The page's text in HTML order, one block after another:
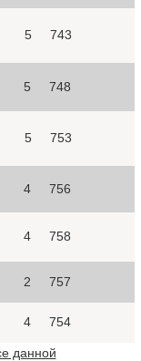
5 743
5 748
5 753
4 756
4 758
2 757
4 754
данной